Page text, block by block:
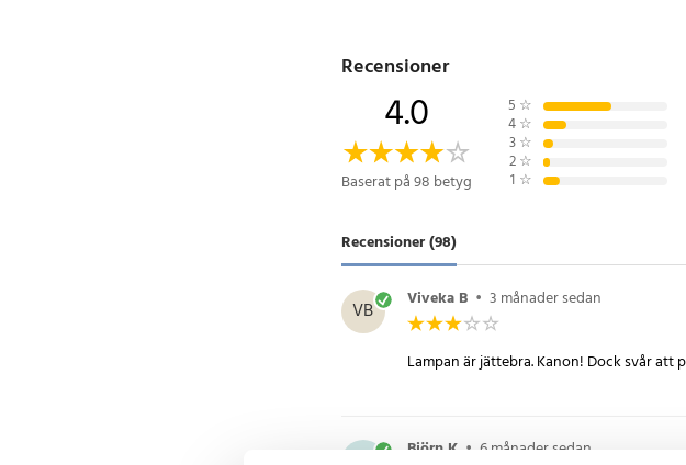
med ett gummilager för att skydda mot friktion
rikta ljuset där du behöver det.
Specifikation
- Typ av ljuskälla: LED
- Nätsladdslängd: 1,5 m
Artikelnummer:73929
Recensioner
4.0
Baserat på 98 betyg
5 ☆
4 ☆
3 ☆
2 ☆
1 ☆
Recensioner (98)
VB Viveka B • 3 månader sedan
Lampan är jättebra. Kanon! Dock svår att
Björn K • 6 månader sedan